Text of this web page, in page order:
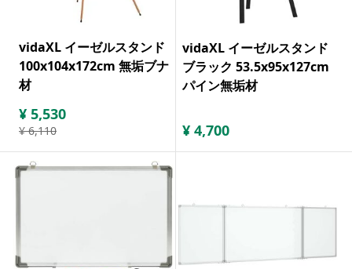
vidaXL イーゼルスタンド
100x104x172cm 無垢ブナ
材
¥ 5,530
¥ 6,110
vidaXL イーゼルスタンド
ブラック 53.5x95x127cm
パイン無垢材
¥ 4,700